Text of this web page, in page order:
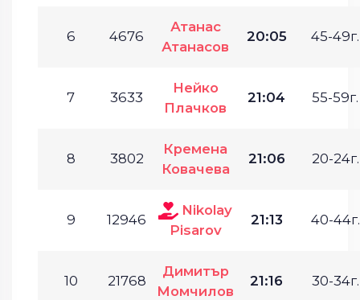
6 4676
Атанас
Атанасов
20:05 45-49г.
7 3633
Нейко
Плачков
21:04 55-59г.
8 3802
Кремена
Ковачева
21:06 20-24г.
9 12946
Nikolay
Pisarov
21:13 40-44г.
10 21768
Димитър
Момчилов
21:16 30-34г.